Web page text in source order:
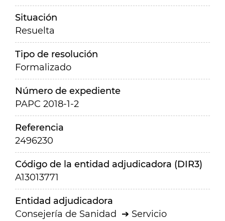
Situación
Resuelta
Tipo de resolución
Formalizado
Número de expediente
PAPC 2018-1-2
Referencia
2496230
Código de la entidad adjudicadora (DIR3)
A13013771
Entidad adjudicadora
Consejería de Sanidad
Servicio